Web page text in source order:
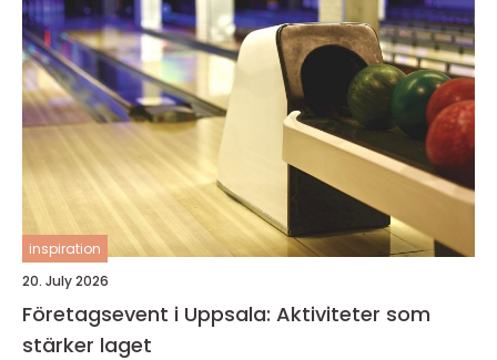
inspiration
20. July 2026
Företagsevent i Uppsala: Aktiviteter som
stärker laget